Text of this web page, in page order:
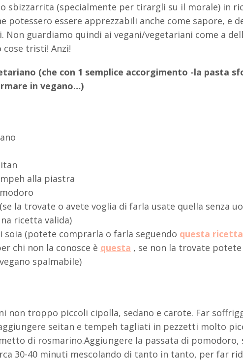
sbizzarrita (specialmente per tirargli su il morale) in
potessero essere apprezzabili anche come sapore, e
guardiamo quindi ai vegani/vegetariani come a
cose tristi! Anzi!
(che con 1 semplice accorgimento -la pasta
in vegano…)
alla piastra
la trovate o avete voglia di farla usate quella senza
ricetta valida)
soia (potete comprarla o farla seguendo questa ricetta
chi non la conosce è questa , se non la trovate
spalmabile)
non troppo piccoli cipolla, sedano e carote. Far
seitan e tempeh tagliati in pezzetti molto
di rosmarino.Aggiungere la passata di pomodoro,
30-40 minuti mescolando di tanto in tanto, per far